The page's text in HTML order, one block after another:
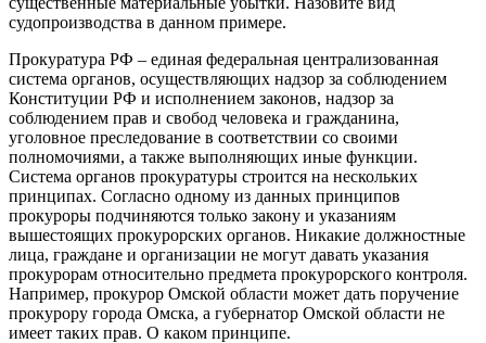
судопроизводства в данном примере.
Прокуратура РФ – единая федеральная централизованная
система органов, осуществляющих надзор за соблюдением
Конституции РФ и исполнением законов, надзор за
соблюдением прав и свобод человека и гражданина,
уголовное преследование в соответствии со своими
полномочиями, а также выполняющих иные функции.
Система органов прокуратуры строится на нескольких
принципах. Согласно одному из данных принципов
прокуроры подчиняются только закону и указаниям
вышестоящих прокурорских органов. Никакие должностные
лица, граждане и организации не могут давать указания
прокурорам относительно предмета прокурорского контроля.
Например, прокурор Омской области может дать поручение
прокурору города Омска, а губернатор Омской области не
имеет таких прав. О каком принципе.